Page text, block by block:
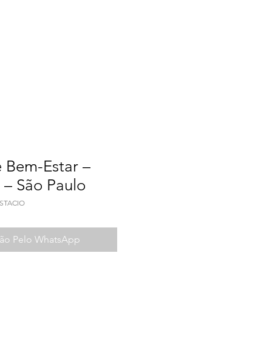
Bem-Estar –
São Paulo
Pelo WhatsApp